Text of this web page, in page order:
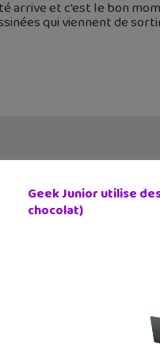
arrive et c'est le bon
qui viennent de
Geek Junior utilise
chocolat)